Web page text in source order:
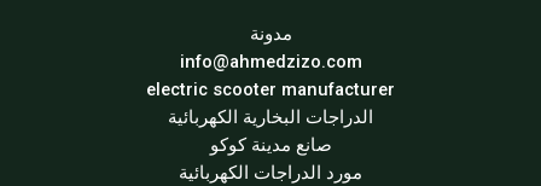
مدونة
info@ahmedzizo.com
electric scooter manufacturer
الدراجات البخارية الكهربائية
صانع مدينة كوكو
مورد الدراجات الكهربائية